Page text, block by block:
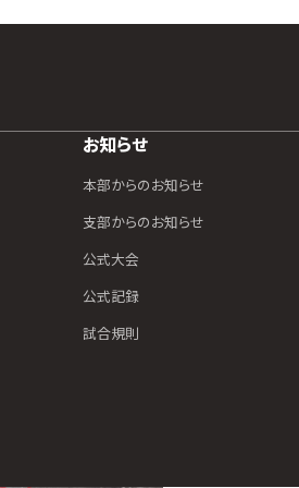
お知らせ
本部からのお知らせ
支部からのお知らせ
公式大会
公式記録
試合規則